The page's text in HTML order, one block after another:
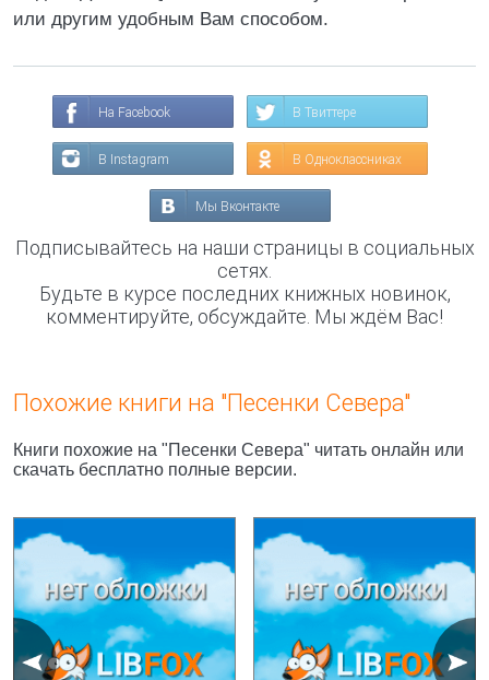
или другим удобным Вам способом.
На Facebook В Твиттере
В Instagram В Одноклассниках
Мы Вконтакте
Подписывайтесь на наши страницы в социальных
сетях.
Будьте в курсе последних книжных новинок,
комментируйте, обсуждайте. Мы ждём Вас!
Похожие книги на "Песенки Севера"
Книги похожие на "Песенки Севера" читать онлайн или
скачать бесплатно полные версии.